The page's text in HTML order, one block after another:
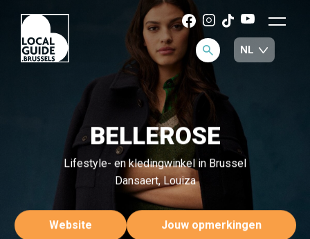
BELLEROSE
Lifestyle- en kledingwinkel in Brussel
Dansaert, Louiza
Website Jouw opmerkingen